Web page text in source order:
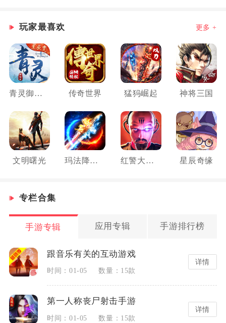
玩家最喜欢 更多 +
青灵御剑诀 传奇世界 猛犸崛起 神将三国
文明曙光 玛法降魔传 红警大作战 星辰奇缘
专栏合集
手游专辑 应用专辑 手游排行榜
跟音乐有关的互动游戏
时间：01-05 数量：15款
详情
第一人称丧尸射击手游
时间：01-05 数量：15款
详情